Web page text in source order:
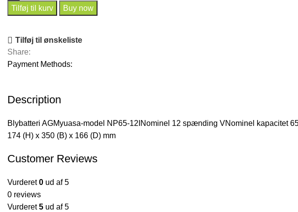
antal
Tilføj til kurv Buy now
Tilføj til ønskeliste
Share:
Payment Methods:
Description
Blybatteri AGMyuasa-model NP65-12INominel 12 spænding VNominel kapacitet
174 (H) x 350 (B) x 166 (D) mm
Customer Reviews
Vurderet0 ud af 5
0 reviews
Vurderet5 ud af 5